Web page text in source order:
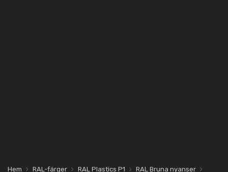
Hem RAL-färger RAL Plastics P1
RAL Bruna nyanser